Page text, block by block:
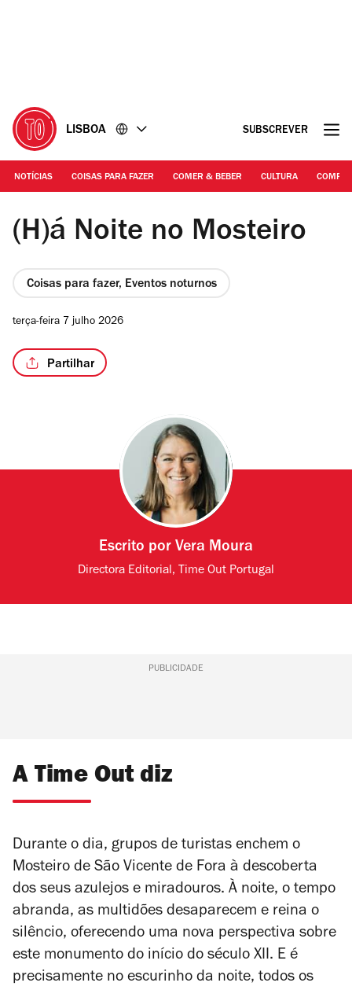
LISBOA SUBSCREVER
NOTÍCIAS COISAS PARA FAZER COMER & BEBER CULTURA
DR | O Mosteiro de São Vicente de Fora à noite
(H)á Noite no Mosteiro
Coisas para fazer, Eventos noturnos
terça-feira 7 julho 2026
Partilhar
Escrito por Vera Moura
Directora Editorial, Time Out Portugal
PUBLICIDADE
A Time Out diz
Durante o dia, grupos de turistas enchem o
Mosteiro de São Vicente de Fora à descoberta
dos seus azulejos e miradouros. À noite, o tempo
abranda, as multidões desaparecem e reina o
silêncio, oferecendo uma nova perspectiva sobre
este monumento do início do século XII. E é
precisamente no escurinho da noite, todos os